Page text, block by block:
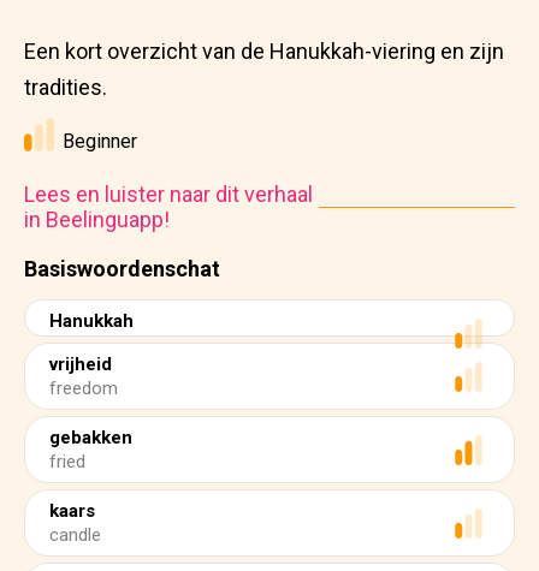
Basiswoordenschat
Hanukkah
vrijheid
freedom
gebakken
fried
kaars
candle
Een kort overzicht van de Hanukkah-viering en zijn
tradities.
Beginner
Lees en luister naar dit verhaal
in Beelinguapp!